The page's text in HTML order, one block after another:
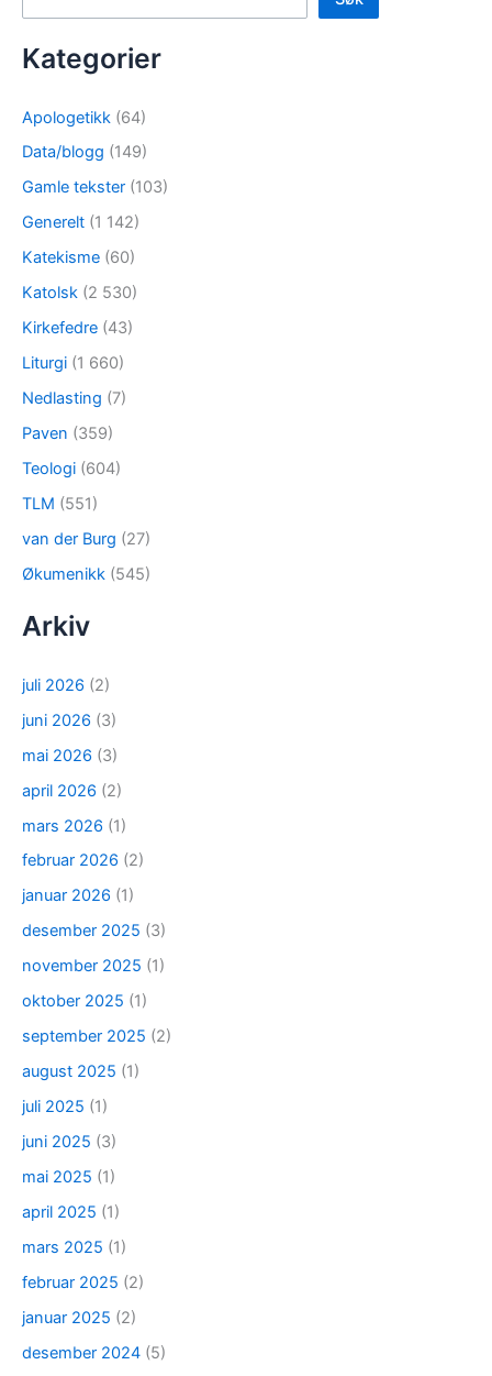
Kategorier
Apologetikk (64)
Data/blogg (149)
Gamle tekster (103)
Generelt (1 142)
Katekisme (60)
Katolsk (2 530)
Kirkefedre (43)
Liturgi (1 660)
Nedlasting (7)
Paven (359)
Teologi (604)
TLM (551)
van der Burg (27)
Økumenikk (545)
Arkiv
juli 2026 (2)
juni 2026 (3)
mai 2026 (3)
april 2026 (2)
mars 2026 (1)
februar 2026 (2)
januar 2026 (1)
desember 2025 (3)
november 2025 (1)
oktober 2025 (1)
september 2025 (2)
august 2025 (1)
juli 2025 (1)
juni 2025 (3)
mai 2025 (1)
april 2025 (1)
mars 2025 (1)
februar 2025 (2)
januar 2025 (2)
desember 2024 (5)